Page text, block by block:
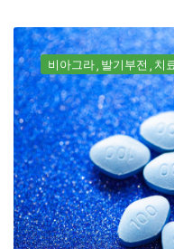
비아그라 발기부전 치